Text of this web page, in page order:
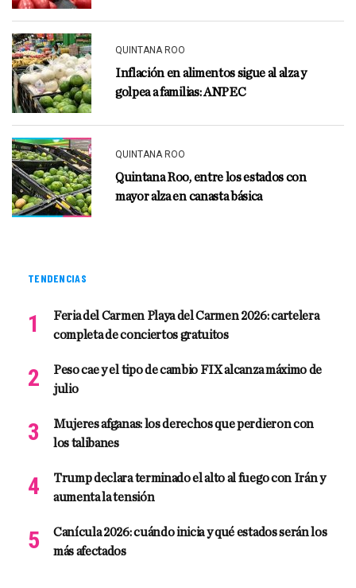
QUINTANA ROO
Inflación en alimentos sigue al alza y
golpea a familias: ANPEC
QUINTANA ROO
Quintana Roo, entre los estados con
mayor alza en canasta básica
TENDENCIAS
Feria del Carmen Playa del Carmen 2026: cartelera
completa de conciertos gratuitos
Peso cae y el tipo de cambio FIX alcanza máximo de
julio
Mujeres afganas: los derechos que perdieron con
los talibanes
Trump declara terminado el alto al fuego con Irán y
aumenta la tensión
Canícula 2026: cuándo inicia y qué estados serán los
más afectados